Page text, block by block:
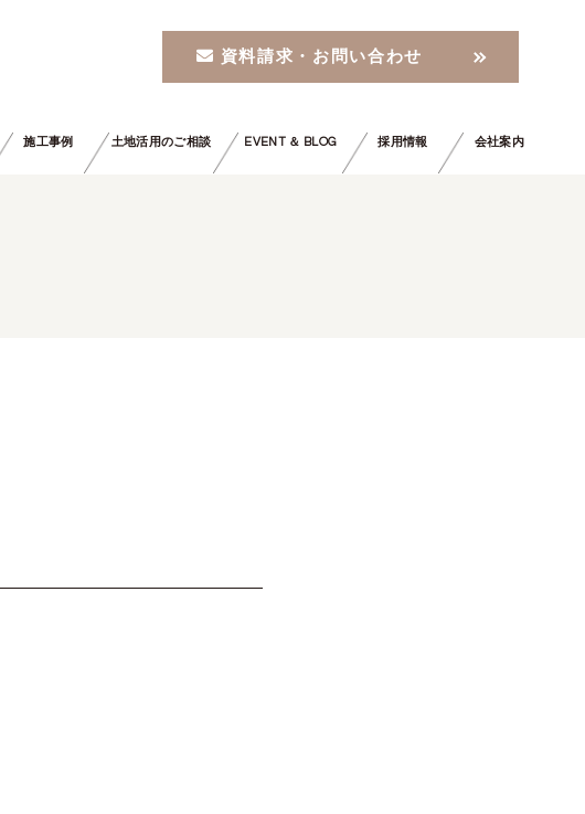
資料請求・お問い合わせ
施工事例 土地活用のご相談 EVENT ＆ BLOG 採用情報 会社案内